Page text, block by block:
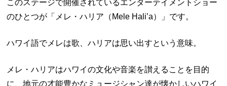
このステージで開催されているエンターテイメントショー
のひとつが「メレ・ハリア（Mele Hali’a）」です。
ハワイ語でメレは歌、ハリアは思い出すという意味。
メレ・ハリアはハワイの文化や音楽を讃えることを目的
に、地元の才能豊かなミュージシャン達が懐かしいハワイ